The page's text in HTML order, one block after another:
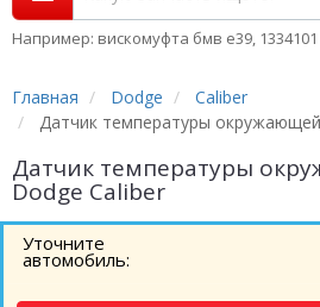
Например: вискомуфта бмв е39, 1334101
Главная Dodge
Caliber
Датчик температуры
Датчик температуры
Dodge Caliber
Уточните
автомобиль: